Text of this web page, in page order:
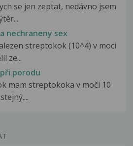
se jen zeptat, nedávno jsem
nechraneny sex
streptokok (10^4) v moci
ze...
porodu
mam streptokoka v moči 10